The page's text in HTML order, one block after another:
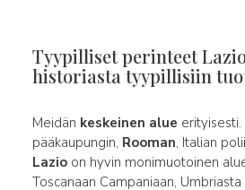
Tyypilliset perinteet
historiasta tyypillisiin
Meidän keskeinen alue
pääkaupungin, Rooman, Italian
Lazioon hyvin monimuotoinen
Toscanaan Campaniaan,